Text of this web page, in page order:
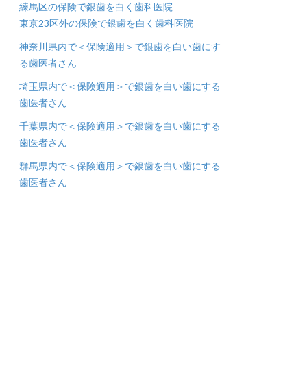
練馬区の保険で銀歯を白く歯科医院
東京23区外の保険で銀歯を白く歯科医院
神奈川県内で＜保険適用＞で銀歯を白い歯にす
る歯医者さん
埼玉県内で＜保険適用＞で銀歯を白い歯にする
歯医者さん
千葉県内で＜保険適用＞で銀歯を白い歯にする
歯医者さん
群馬県内で＜保険適用＞で銀歯を白い歯にする
歯医者さん